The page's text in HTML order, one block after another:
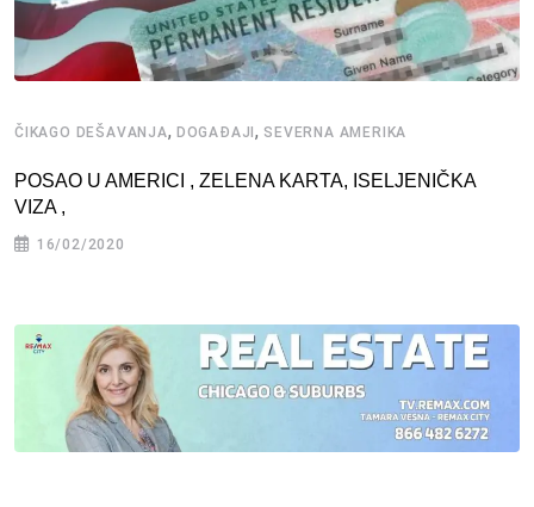
ČIKAGO DEŠAVANJA, DOGAĐAJI, SEVERNA AMERIKA
POSAO U AMERICI , ZELENA KARTA, ISELJENIČKA
VIZA ,
16/02/2020